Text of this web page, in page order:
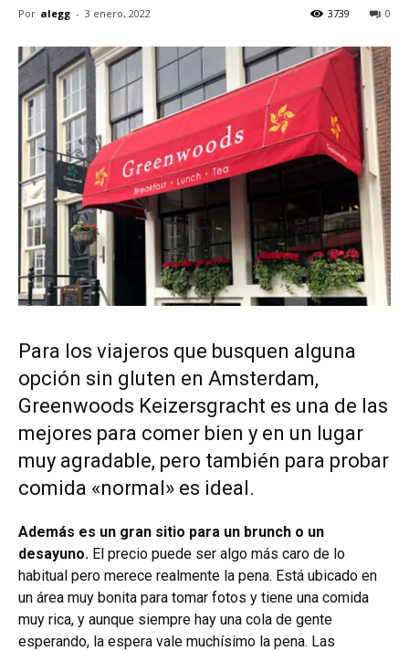
Por alegg - 3 enero, 2022 0
3739
Para los viajeros que busquen alguna
opción sin gluten en Amsterdam,
Greenwoods Keizersgracht es una de las
mejores para comer bien y en un lugar
muy agradable, pero también para probar
comida «normal» es ideal.
Además es un gran sitio para un brunch o un
desayuno. El precio puede ser algo más caro de lo
habitual pero merece realmente la pena. Está ubicado en
un área muy bonita para tomar fotos y tiene una comida
muy rica, y aunque siempre hay una cola de gente
esperando, la espera vale muchísimo la pena. Las